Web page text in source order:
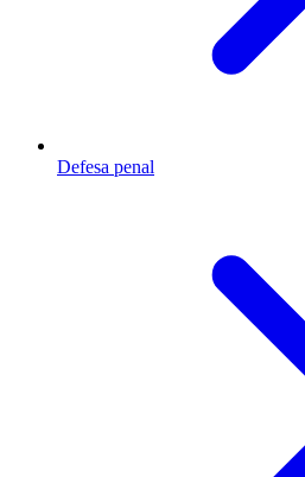
Defesa penal